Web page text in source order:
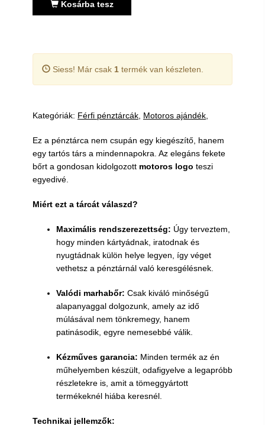
Kosárba tesz
Siess! Már csak 1 termék van készleten.
Kategóriák: Férfi pénztárcák Motoros ajándék
Ez a pénztárca nem csupán egy kiegészítő, hanem
egy tartós társ a mindennapokra. Az elegáns fekete
bőrt a gondosan kidolgozott motoros logo teszi
egyedivé.
Miért ezt a tárcát válaszd?
Maximális rendszerezettség: Úgy terveztem,
hogy minden kártyádnak, iratodnak és
nyugtádnak külön helye legyen, így véget
vethetsz a pénztárnál való keresgélésnek.
Valódi marhabőr: Csak kiváló minőségű
alapanyaggal dolgozunk, amely az idő
múlásával nem tönkremegy, hanem
patinásodik, egyre nemesebbé válik.
Kézműves garancia: Minden termék az én
műhelyemben készült, odafigyelve a legapróbb
részletekre is, amit a tömeggyártott
termékeknél hiába keresnél.
Technikai jellemzők: